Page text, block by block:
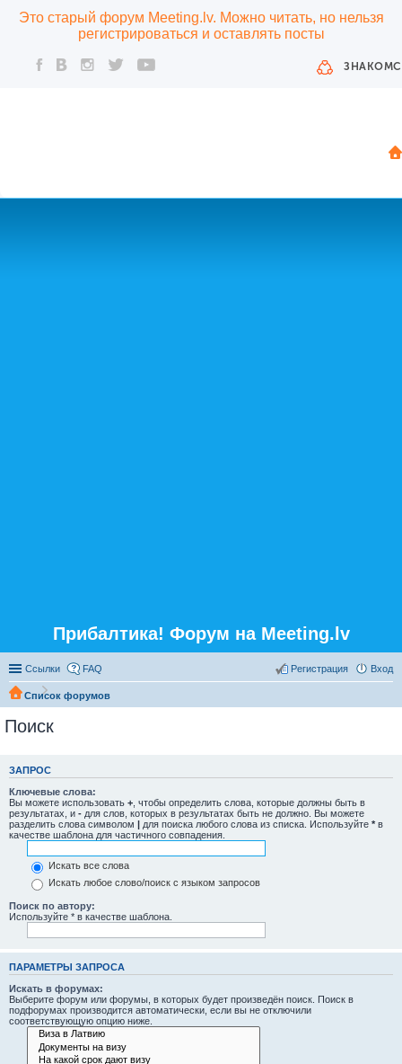
Это старый форум Meeting.lv. Можно читать, но нельзя
регистрироваться и оставлять посты
Прибалтика! Форум на Meeting.lv
Ссылки FAQ Вход
Регистрация
Список форумов
Поиск
ЗАПРОС
Ключевые слова:
Вы можете использовать + , чтобы определить слова, которые должны быть в
результатах, и - для слов, которых в результатах быть не должно. Вы можете
разделить слова символом | для поиска любого слова из списка. Используйте * в
качестве шаблона для частичного совпадения.
Искать все слова
Искать любое слово/поиск с языком запросов
Поиск по автору:
Используйте * в качестве шаблона.
ПАРАМЕТРЫ ЗАПРОСА
Искать в форумах:
Выберите форум или форумы, в которых будет произведён поиск. Поиск в
подфорумах производится автоматически, если вы не отключили
соответствующую опцию ниже.